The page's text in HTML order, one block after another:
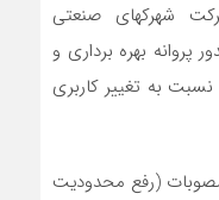
شهرکهای صنعتی
پروانه بهره برداری و
به تغییر کاربری
(رفع محدودیت